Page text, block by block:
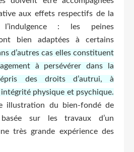
aux effets respectifs de la
: les peines
bien adaptées à certains
d’autres cas elles constituent
à persévérer dans la
des droits d’autrui, à
physique et psychique.
illustration du bien-fondé de
sur les travaux d’un
très grande expérience des